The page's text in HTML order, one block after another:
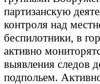
партизанскую
контроля над
беспилотники, в
активно
выявления следов
подпольем.